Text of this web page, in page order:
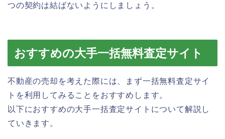
つの契約は結ばないようにしましょう。
おすすめの大手一括無料査定サイト
不動産の売却を考えた際には、まず一括無料査定サイ
トを利用してみることをおすすめします。
以下におすすめの大手一括査定サイトについて解説し
ていきます。